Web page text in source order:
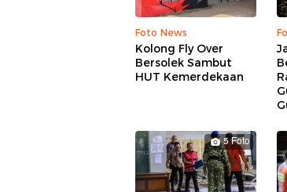
Foto News
Kolong Fly Over
Bersolek Sambut
HUT Kemerdekaan
5 Foto